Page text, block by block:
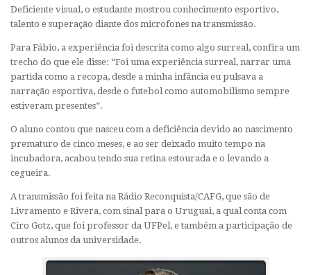
Deficiente visual, o estudante mostrou conhecimento esportivo,
talento e superação diante dos microfones na transmissão.
Para Fábio, a experiência foi descrita como algo surreal, confira um
trecho do que ele disse: “Foi uma experiência surreal, narrar uma
partida como a recopa, desde a minha infância eu pulsava a
narração esportiva, desde o futebol como automobilismo sempre
estiveram presentes”.
O aluno contou que nasceu com a deficiência devido ao nascimento
prematuro de cinco meses, e ao ser deixado muito tempo na
incubadora, acabou tendo sua retina estourada e o levando a
cegueira.
A transmissão foi feita na Rádio Reconquista/CAFG, que são de
Livramento e Rivera, com sinal para o Uruguai, a qual conta com
Ciro Gotz, que foi professor da UFPel, e também a participação de
outros alunos da universidade.